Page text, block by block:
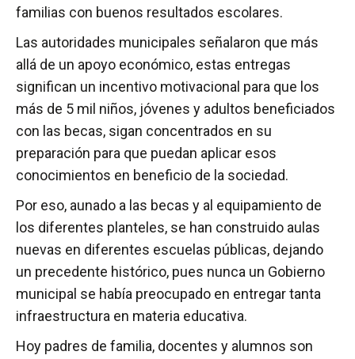
familias con buenos resultados escolares.
Las autoridades municipales señalaron que más
allá de un apoyo económico, estas entregas
significan un incentivo motivacional para que los
más de 5 mil niños, jóvenes y adultos beneficiados
con las becas, sigan concentrados en su
preparación para que puedan aplicar esos
conocimientos en beneficio de la sociedad.
Por eso, aunado a las becas y al equipamiento de
los diferentes planteles, se han construido aulas
nuevas en diferentes escuelas públicas, dejando
un precedente histórico, pues nunca un Gobierno
municipal se había preocupado en entregar tanta
infraestructura en materia educativa.
Hoy padres de familia, docentes y alumnos son